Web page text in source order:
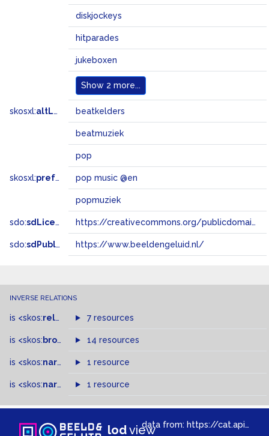
diskjockeys
hitparades
jukeboxen
Show 2 more...
skosxl:altLabel beatkelders
beatmuziek
pop
skosxl:prefLabel pop music @en
popmuziek
sdo:sdLicense https://creativecommons.org/publicdomain/zero/1.0/
sdo:sdPublisher https://www.beeldengeluid.nl/
INVERSE RELATIONS
is <skos:related > of
7 resources
is <skos: broader > of
14 resources
is <skos:narrowMatch >of
1 resource
is <skos:narrower >of
1 resource
lodviewdata from: https://cat.apis.beeldengeluid.nl/sparql